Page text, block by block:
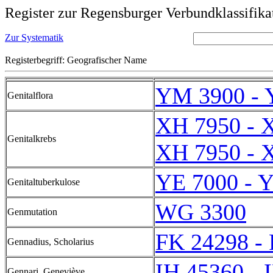
Register zur Regensburger
Zur Systematik
Registerbegriff: Geografischer Name
Genitalflora YM 3900 -
Genitalkrebs
XH 7950 -
XH 7950 -
Genitaltuberkulose YE 7000 -
Genmutation WG 3300
Gennadius, Scholarius FK 24298 -